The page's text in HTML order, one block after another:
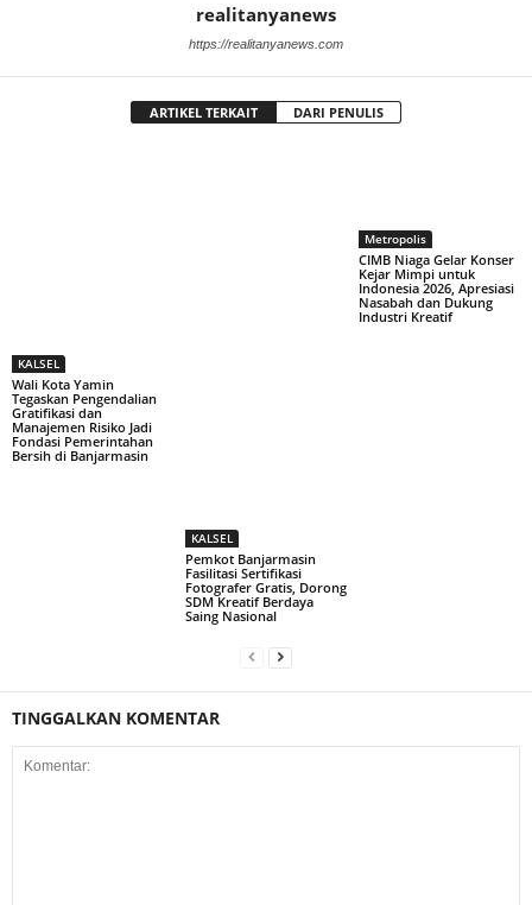
realitanyanews
https://realitanyanews.com
ARTIKEL TERKAIT DARI PENULIS
KALSEL
Wali Kota Yamin
Tegaskan Pengendalian
Gratifikasi dan
Manajemen Risiko Jadi
Fondasi Pemerintahan
Bersih di Banjarmasin
KALSEL
Pemkot Banjarmasin
Fasilitasi Sertifikasi
Fotografer Gratis, Dorong
SDM Kreatif Berdaya
Saing Nasional
Metropolis
CIMB Niaga Gelar Konser
Kejar Mimpi untuk
Indonesia 2026, Apresiasi
Nasabah dan Dukung
Industri Kreatif
TINGGALKAN KOMENTAR